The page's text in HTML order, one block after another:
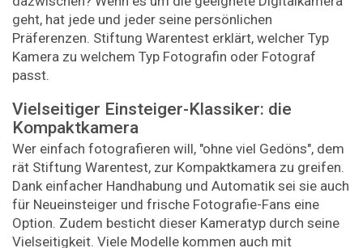
geht, hat jede und jeder seine persönlichen
Präferenzen. Stiftung Warentest erklärt, welcher Typ
Kamera zu welchem Typ Fotografin oder Fotograf
passt.
Vielseitiger Einsteiger-Klassiker: die
Kompaktkamera
Wer einfach fotografieren will, "ohne viel Gedöns", dem
rät Stiftung Warentest, zur Kompaktkamera zu greifen.
Dank einfacher Handhabung und Automatik sei sie auch
für Neueinsteiger und frische Fotografie-Fans eine
Option. Zudem besticht dieser Kameratyp durch seine
Vielseitigkeit. Viele Modelle kommen auch mit